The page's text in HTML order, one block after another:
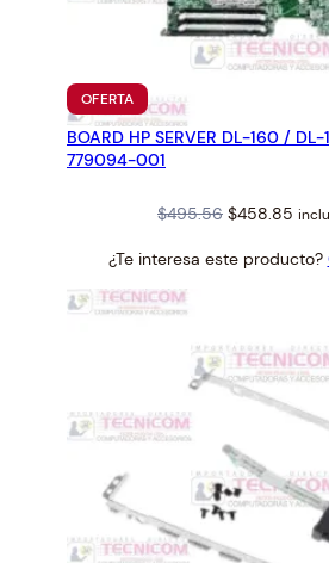
OFERTAPRODUCTO
EN
OFERTA
BOARD HP SERVER DL-160 /
779094-001
$495.56 Original
was:
$458.85
is:
¿Te interesa este producto?